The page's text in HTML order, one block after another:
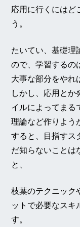
応用に行くにはど
う。
たいてい、基礎理
ので、学習するの
大事な部分をやれ
しかし、応用とか
イルによってまる
理論など作りよう
すると、目指すス
だ知らないことは
と、
枝葉のテクニック
ットで必要なスキ
す。